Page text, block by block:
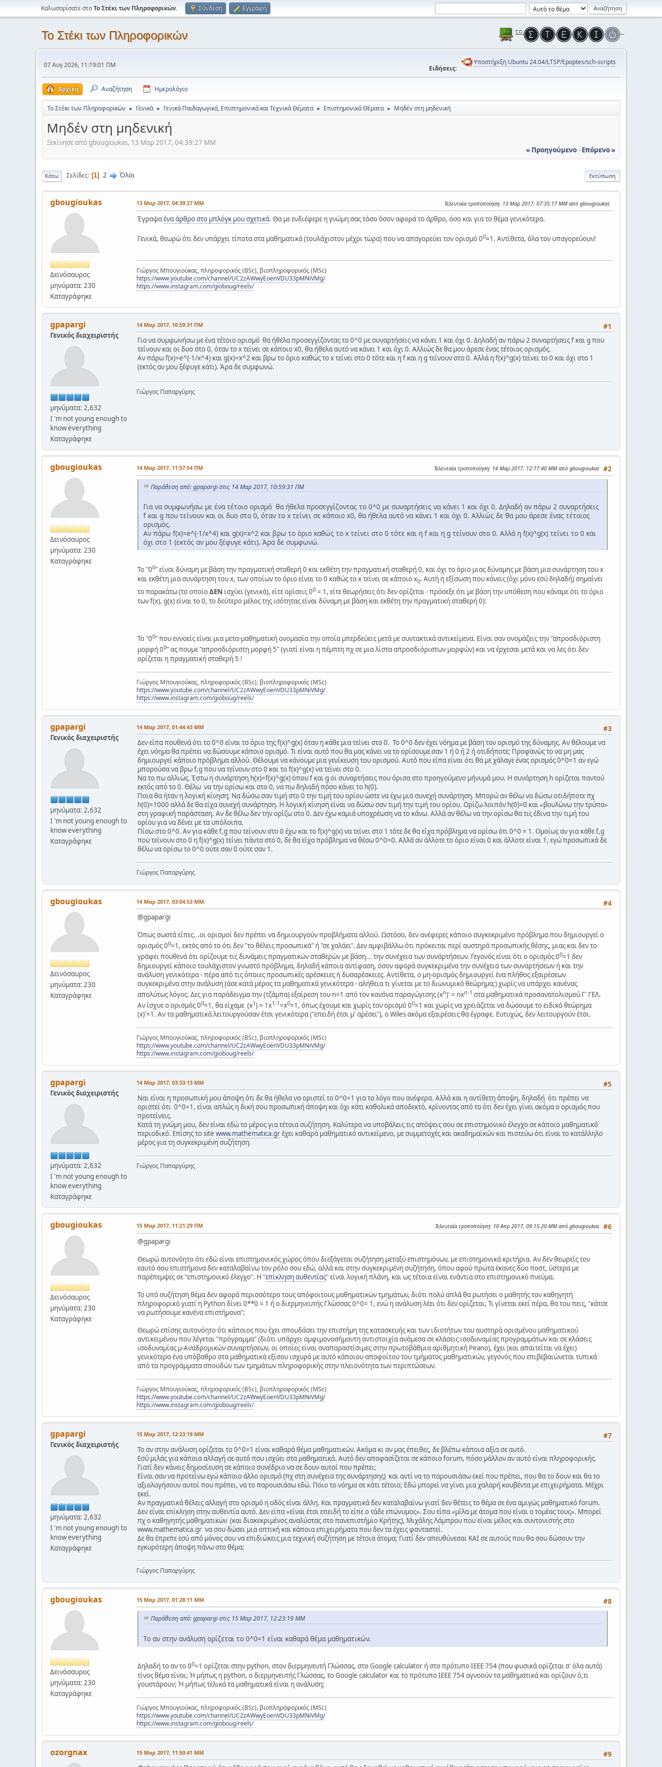
Καλωσορίσατε στοΤο Στέκι των Πληροφορικών. Σύνδεση Εγγραφή
Το Στέκι των Πληροφορικών
07 Αυγ 2026, 11:19:01 ΠΜ Ειδήσεις:
Υποστήριξη Ubuntu 24.04/LTSP/Epoptes/sch-scripts
Αρχική Αναζήτηση Ημερολόγιο
Το Στέκι των Πληροφορικών ► Γενικά ► Γενικά Παιδαγωγικά, Επιστημονικά και Τεχνικά Θέματα ► Επιστημονικά Θέματα ► Μηδέν στη μηδενική
Μηδέν στη μηδενική
Ξεκίνησε από gbougioukas, 13 Μαρ 2017, 04:39:27 ΜΜ
« Προηγούμενο- Επόμενο »
Εκτύπωση
Κάτω Σελίδες 1 2 Όλοι
gbougioukas
Δεινόσαυρος
μηνύματα: 230
Καταγράφηκε
13 Μαρ 2017, 04:39:27 ΜΜ Τελευταία τροποποίηση: 13 Μαρ 2017, 07:35:17 ΜΜ από gbougioukas
Έγραψαένα άρθρο στο μπλόγκ μου σχετικά. Θα με ενδιέφερε η γνώμη σας τόσο όσον αφορά το άρθρο, όσο και για το θέμα γενικότερα.
Γενικά, θεωρώ ότι δεν υπάρχει τίποτα στα μαθηματικά (τουλάχιστον μέχρι τώρα) που να απαγορεύει τον ορισμό 00=1. Αντίθετα, όλα τον υπαγορεύουν!
Γιώργος Μπουγιούκας, πληροφορικός (BSc), βιοπληροφορικός (MSc)
https://www.youtube.com/channel/UC2zAWwyEoenVDU33pMNiVMg/
https://www.instagram.com/gioboug/reels/
gpapargi
Γενικός διαχειριστής
μηνύματα: 2,632
I 'm not young enough to
know everything
Καταγράφηκε
#1
14 Μαρ 2017, 10:59:31 ΠΜ
Για να συμφωνήσω με ένα τέτοιο ορισμό θα ήθελα προσεγγίζοντας το 0^0 με συναρτήσεις να κάνει 1 και όχι 0. Δηλαδή αν πάρω 2 συναρτήσεις f και g που
τείνουν και οι δυο στο 0, όταν το x τείνει σε κάποιο x0, θα ήθελα αυτό να κάνει 1 και όχι 0. Αλλιώς δε θα μου άρεσε ένας τέτοιος ορισμός.
Αν πάρω f(x)=e^(-1/x^4) και g(x)=x^2 και βρω το όριο καθώς το x τείνει στο 0 τότε και η f και η g τείνουν στο 0. Αλλά η f(x)^g(x) τείνει το 0 και όχι στο 1
(εκτός αν μου ξέφυγε κάτι). Άρα δε συμφωνώ.
Γιώργος Παπαργύρης
gbougioukas
Δεινόσαυρος
μηνύματα: 230
Καταγράφηκε
#2
14 Μαρ 2017, 11:57:54 ΠΜ Τελευταία τροποποίηση: 14 Μαρ 2017, 12:17:40 ΜΜ από gbougioukas
Παράθεση από: gpapargi στις 14 Μαρ 2017, 10:59:31 ΠΜ
Για να συμφωνήσω με ένα τέτοιο ορισμό θα ήθελα προσεγγίζοντας το 0^0 με συναρτήσεις να κάνει 1 και όχι 0. Δηλαδή αν πάρω 2 συναρτήσεις
f και g που τείνουν και οι δυο στο 0, όταν το x τείνει σε κάποιο x0, θα ήθελα αυτό να κάνει 1 και όχι 0. Αλλιώς δε θα μου άρεσε ένας τέτοιος
ορισμός.
Αν πάρω f(x)=e^(-1/x^4) και g(x)=x^2 και βρω το όριο καθώς το x τείνει στο 0 τότε και η f και η g τείνουν στο 0. Αλλά η f(x)^g(x) τείνει το 0 και
όχι στο 1 (εκτός αν μου ξέφυγε κάτι). Άρα δε συμφωνώ.
Το "00" είναι δύναμη με βάση την πραγματική σταθερή 0 και εκθέτη την πραγματική σταθερή 0, και όχι το όριο μιας δύναμης με βάση μια συνάρτηση του x
και εκθέτη μια συνάρτηση του x, των οποίων το όριο είναι το 0 καθώς το x τείνει σε κάποιο x0. Αυτή η εξίσωση που κάνεις (όχι μόνο εσύ δηλαδή) σημαίνει
το παρακάτω (το οποίοΔΕΝ ισχύει (γενικά), είτε ορίσεις 00 = 1, είτε θεωρήσεις ότι δεν ορίζεται - πρόσεξε ότι με βάση την υπόθεση που κάναμε ότι το όριο
των f(x), g(x) είναι το 0, το δεύτερο μέλος της ισότητας είναι δύναμη με βάση και εκθέτη την πραγματική σταθερή 0):
Το "00" που εννοείς είναι μια μετα-μαθηματική ονομασία την οποία μπερδεύεις μετά με συντακτικά αντικείμενα. Είναι σαν ονομάζεις την "απροσδιόριστη
μορφή 00" ας πουμε "απροσδιόριστη μορφή 5" (γιατί είναι η πέμπτη πχ σε μια λίστα απροσδιόριστων μορφών) και να έρχεσαι μετά και να λες ότι δεν
ορίζεται η πραγματική σταθερή 5 !
Γιώργος Μπουγιούκας, πληροφορικός (BSc), βιοπληροφορικός (MSc)
https://www.youtube.com/channel/UC2zAWwyEoenVDU33pMNiVMg/
https://www.instagram.com/gioboug/reels/
gpapargi
Γενικός διαχειριστής
μηνύματα: 2,632
I 'm not young enough to
know everything
Καταγράφηκε
#3
14 Μαρ 2017, 01:44:43 ΜΜ
Δεν είπα πουθενά ότι το 0^0 είναι το όριο της f(x)^g(x) όταν η κάθε μια τείνει στο 0. Το 0^0 δεν έχει νόημα με βάση τον ορισμό της δύναμης. Αν θέλουμε να
έχει νόημα θα πρέπει να δώσουμε κάποιο ορισμό. Τι είναι αυτό που θα μας κάνει να το ορίσουμε σαν 1 ή 0 ή 2 ή οτιδήποτε; Προφανώς το να μη μας
δημιουργεί κάποιο πρόβλημα αλλού. Θέλουμε να κάνουμε μια γενίκευση του ορισμού. Αυτό που είπα είναι ότι θα με χάλαγε ένας ορισμός 0^0=1 αν εγώ
μπορούσα να βρω f,g που να τείνουν στο 0 και το f(x)^g(x) να τείνει στο 0.
Να το πω αλλιώς. Έστω η συνάρτηση h(x)=f(x)^g(x) όπου f και g οι συναρτήσεις που όρισα στο προηγούμενο μήνυμά μου. Η συνάρτηση h ορίζεται παντού
εκτός από το 0. Θέλω να την ορίσω και στο 0, να πω δηλαδή πόσο κάνει το h(0).
Ποια θα ήταν η λογική κίνηση; Να δώσω σαν τιμή στο 0 την τιμή του ορίου ώστε να έχω μια συνεχή συνάρτηση. Μπορώ αν θέλω να δώσω οτιδήποτε πχ
h(0)=1000 αλλά δε θα είχα συνεχή συνάρτηση. Η λογική κίνηση είναι να δώσω σαν τιμή την τιμή του ορίου. Ορίζω λοιπόν h(0)=0 και «βουλώνω την τρύπα»
στη γραφική παράσταση. Αν δε θέλω δεν την ορίζω στο 0. Δεν έχω καμιά υποχρέωση να το κάνω. Αλλά αν θέλω να την ορίσω θα τις έδινα την τιμή του
ορίου για να δένει με τα υπόλοιπα.
Πίσω στο 0^0. Αν για κάθε f,g που τείνουν στο 0 έχω και το f(x)^g(x) να τείνει στο 1 τότε δε θα είχα πρόβλημα να ορίσω ότι 0^0 = 1. Ομοίως αν για κάθε f,g
που τείνουν στο 0 η f(x)^g(x) τείνει πάντα στο 0, δε θα είχα πρόβλημα να θέσω 0^0=0. Αλλά αν άλλοτε το όριο είναι 0 και άλλοτε είναι 1, εγώ προσωπικά δε
θέλω να ορίσω το 0^0 ούτε σαν 0 ούτε σαν 1.
Γιώργος Παπαργύρης
gbougioukas
Δεινόσαυρος
μηνύματα: 230
Καταγράφηκε
#4
14 Μαρ 2017, 03:04:53 ΜΜ
@gpapargi
Όπως σωστά είπες...οι ορισμοί δεν πρέπει να δημιουργούν προβλήματα αλλού. Ωστόσο, δεν ανέφερες κάποιο συγκεκριμένο πρόβλημα που δημιουργεί ο
ορισμός 00=1, εκτός από το ότι δεν "το θέλεις προσωπικά" ή "σε χαλάει". Δεν αμφιβάλλω ότι πρόκειται περί αυστηρά προσωπικής θέσης, μιας και δεν το
γράφει πουθενά ότι ορίζουμε τις δυνάμεις πραγματικών σταθερών με βάση... την συνέχεια των συνάρτήσεων. Γεγονός είναι ότι ο ορισμός 00=1 δεν
δημιουργεί κάποιο τουλάχιστον γνωστό πρόβλημα, δηλαδή κάποια αντίφαση, όσον αφορά συγκεκριμένα την συνέχεια των συναρτήσεων ή και την
ανάλυση γενικότερα - πέρα από τις όποιες προσωπικές αρέσκειες ή δυσαρέσκειες. Αντίθετα, ο μη-ορισμός δημιουργεί ένα πλήθος εξαιρέσεων
συγκεκριμένα στην ανάλυση (άσε κατά μέρος τα μαθηματικά γενικότερα - αλήθεια τι γίνεται με το διωνυμικό θεώρημα;) χωρίς να υπάρχει κανένας
απολύτως λόγος. Δες για παράδειγμα την (τζάμπα) εξαίρεση του n=1 από τον κανόνα παραγώγισης (xn)' = nxn-1 στα μαθηματικά προσανατολισμού Γ' ΓΕΛ.
Αν ίσχυε ο ορισμός 00=1, θα είχαμε (x1) = 1x1-1=x0=1, όπως έχουμε και χωρίς τον ορισμό 00=1 και χωρίς να χρειάζεται να δώσουμε το ειδικό θεώρημα
(x)'=1. Αν τα μαθηματικά λειτουργούσαν έτσι γενικότερα ("επειδή έτσι μ' αρέσει"), ο Wiles ακόμα εξαιρέσεις θα έγραφε. Ευτυχώς, δεν λειτουργούν έτσι.
Γιώργος Μπουγιούκας, πληροφορικός (BSc), βιοπληροφορικός (MSc)
https://www.youtube.com/channel/UC2zAWwyEoenVDU33pMNiVMg/
https://www.instagram.com/gioboug/reels/
gpapargi
Γενικός διαχειριστής
μηνύματα: 2,632
I 'm not young enough to
know everything
Καταγράφηκε
#5
14 Μαρ 2017, 03:33:13 ΜΜ
Ναι είναι η προσωπική μου άποψη ότι δε θα ήθελα να οριστεί το 0^0=1 για το λόγο που ανέφερα. Αλλά και η αντίθετη άποψη, δηλαδή ότι πρέπει να
οριστεί ότι 0^0=1, είναι απλώς η δική σου προσωπική άποψη και όχι κάτι καθολικά αποδεκτό, κρίνοντας από το ότι δεν έχει γίνει ακόμα ο ορισμός που
προτείνεις.
Κατά τη γνώμη μου, δεν είναι εδώ το μέρος για τέτοια συζήτηση. Καλύτερα να υποβάλεις τις απόψεις σου σε επιστημονικό έλεγχο σε κάποιο μαθηματικό
περιοδικό. Επίσης το site www.mathematica.grέχει καθαρά μαθηματικό αντικείμενο, με συμμετοχές και ακαδημαϊκών και πιστεύω ότι είναι το κατάλληλο
μέρος για τη συγκεκριμένη συζήτηση.
Γιώργος Παπαργύρης
gbougioukas
Δεινόσαυρος
μηνύματα: 230
Καταγράφηκε
#6
15 Μαρ 2017, 11:21:29 ΠΜ Τελευταία τροποποίηση: 10 Απρ 2017, 09:15:20 ΜΜ από gbougioukas
@gpapargi
Θεωρώ αυτονόητο ότι εδώ είναι επιστημονικός χώρος όπου διεξάγεται συζήτηση μεταξύ επιστημόνων, με επιστημονικά κριτήρια. Αν δεν θεωρείς τον
εαυτό σου επιστήμονα δεν καταλαβαίνω τον ρόλο σου εδώ, αλλά και στην συγκεκριμένη συζήτηση, όπου αφού πρώτα έκανες δύο ποστ, ύστερα με
παρέπεμψες σε "επιστημονικό έλεγχο". Η "επίκληση αυθεντίας" είναι λογική πλάνη, και ως τέτοια είναι ενάντια στο επιστημονικό πνεύμα.
Το υπό συζήτηση θέμα δεν αφορά περισσότερο τους απόφοιτους μαθηματικών τμημάτων, διότι πολύ απλά θα ρωτήσει ο μαθητής τον καθηγητή
πληροφορικό γιατί η Python δίνει 0**0 = 1 ή ο διερμηνευτής Γλώσσας 0^0= 1, ενώ η ανάλυση λέει ότι δεν ορίζεται; Τι γίνεται εκεί πέρα, θα του πεις, "κάτσε
να ρωτήσουμε κανένα επιστήμονα";
Θεωρώ επίσης αυτονόητο ότι κάποιος που έχει σπουδάσει την επιστήμη της κατασκευής και των ιδιοτήτων του αυστηρά ορισμένου μαθηματικού
αντικειμένου που λέγεται "πρόγραμμα" (διότι υπάρχει αμφιμονοσήμαντη αντιστοιχία ανάμεσα σε κλάσεις ισοδυναμίας προγραμμάτων και σε κλάσεις
ισοδυναμίας μ-Αναδρομικών συναρτήσεων, οι οποίες είναι αναπαραστίσιμες στην πρωτοβάθμια αριθμητική Peano), έχει (και απαιτείται να έχει)
γενικότερα ένα υπόβαθρο στα μαθηματικά εξίσου ισχυρό με αυτό κάποιου αποφοίτου του τμήματος μαθηματικών, γεγονός που επιβεβαιώνεται τυπικά
από τα προγράμματα σπουδών των τμημάτων πληροφορικής στην πλειονότητα των περιπτώσεων.
Γιώργος Μπουγιούκας, πληροφορικός (BSc), βιοπληροφορικός (MSc)
https://www.youtube.com/channel/UC2zAWwyEoenVDU33pMNiVMg/
https://www.instagram.com/gioboug/reels/
gpapargi
Γενικός διαχειριστής
μηνύματα: 2,632
I 'm not young enough to
know everything
Καταγράφηκε
#7
15 Μαρ 2017, 12:23:19 ΜΜ
Το αν στην ανάλυση ορίζεται το 0^0=1 είναι καθαρά θέμα μαθηματικών. Ακόμα κι αν μας έπειθες, δε βλέπω κάποια αξία σε αυτό.
Εσύ μιλάς για κάποια αλλαγή σε αυτό που ισχύει στα μαθηματικά. Αυτό δεν αποφασίζεται σε κάποιο forum, πόσο μάλλον αν αυτό είναι πληροφορικής.
Γιατί δεν κάνεις δημοσίευση σε κάποιο συνέδριο να σε δουν αυτοί που πρέπει;
Είναι σαν να προτείνω εγώ κάποιο άλλο ορισμό (πχ στη συνέχεια της συνάρτησης) και αντί να το παρουσιάσω εκεί που πρέπει, που θα το δουν και θα το
αξιολογήσουν αυτοί που πρέπει, να το παρουσιάσω εδώ. Ποιο το νόημα σε κάτι τέτοιο; Εδώ μπορεί να γίνει μια χαλαρή κουβέντα με επιχειρήματα. Μέχρι
εκεί.
Αν πραγματικά θέλεις αλλαγή στο ορισμό η οδός είναι άλλη. Και πραγματικά δεν καταλαβαίνω γιατί δεν θέτεις το θέμα σε ένα αμιγώς μαθηματικό forum.
Δεν είναι επίκληση στην αυθεντία αυτό. Δεν είπα «είναι έτσι επειδή το είπε ο τάδε επώνυμος». Σου είπα «μίλα με άτομα που είναι ο τομέας τους». Μπορεί
πχ ο καθηγητής μαθηματικών (και διακεκριμένος αναλύστας στο πανεπιστήμιο Κρήτης), Μιχάλης Λάμπρου που είναι μέλος και συντονιστής στο
www.mathematica.gr να σου δώσει μια οπτική και κάποια επιχειρήματα που δεν τα έχεις φανταστεί.
Δε θα έπρεπε εσύ από μόνος σου να επιδιώκεις μια τεχνική συζήτηση με τέτοια άτομα; Γιατί δεν απευθύνεσαι ΚΑΙ σε αυτούς που θα σου δώσουν την
εγκυρότερη άποψη πάνω στο θέμα;
Γιώργος Παπαργύρης
gbougioukas
Δεινόσαυρος
μηνύματα: 230
Καταγράφηκε
#8
15 Μαρ 2017, 01:28:11 ΜΜ
Παράθεση από: gpapargi στις 15 Μαρ 2017, 12:23:19 ΜΜ
Το αν στην ανάλυση ορίζεται το 0^0=1 είναι καθαρά θέμα μαθηματικών.
Δηλαδή το αν το 00=1 ορίζεται στην python, στον διερμηνευτή Γλώσσας, στο Google calculator ή στο πρότυπο IEEE 754 (που φυσικά ορίζεται σ' όλα αυτά)
τίνος θέμα είναι; Ή μήπως η python, ο διερμηνευτής Γλώσσας, το Google calculator και το πρότυπο IEEE 754 αγνοούν τα μαθηματικά και ορίζουν ό,τι
γουστάρουν; Ή μήπως τελικά τα μαθηματικά είναι η ανάλυση;
Γιώργος Μπουγιούκας, πληροφορικός (BSc), βιοπληροφορικός (MSc)
https://www.youtube.com/channel/UC2zAWwyEoenVDU33pMNiVMg/
https://www.instagram.com/gioboug/reels/
ozorgnax #9
15 Μαρ 2017, 11:50:41 ΜΜ